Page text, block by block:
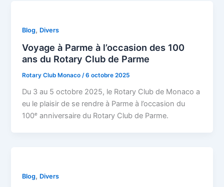
Blog, Divers
Voyage à Parme à l’occasion des 100
ans du Rotary Club de Parme
Rotary Club Monaco /6 octobre 2025
Du 3 au 5 octobre 2025, le Rotary Club de Monaco a
eu le plaisir de se rendre à Parme à l’occasion du
100ᵉ anniversaire du Rotary Club de Parme.
Blog, Divers